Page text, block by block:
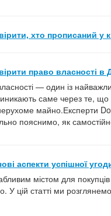
хто прописаний у
право власності в
— один із
саме через те,
майно.Експерти
пояснимо, як
аспекти успішної
містом для
У цій статті ми